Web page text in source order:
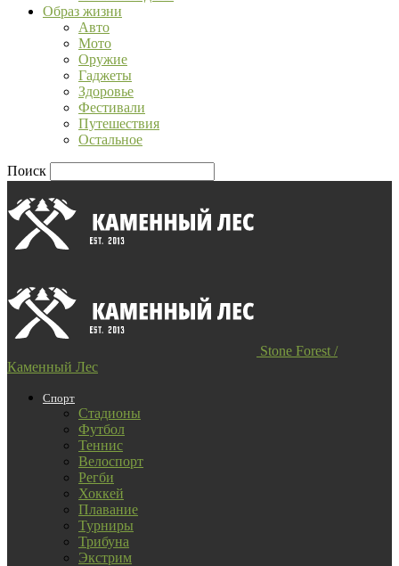
Образ жизни
Авто
Мото
Оружие
Гаджеты
Здоровье
Фестивали
Путешествия
Остальное
Поиск
Stone Forest /
Каменный Лес
Спорт
Стадионы
Футбол
Теннис
Велоспорт
Регби
Хоккей
Плавание
Турниры
Трибуна
Экстрим